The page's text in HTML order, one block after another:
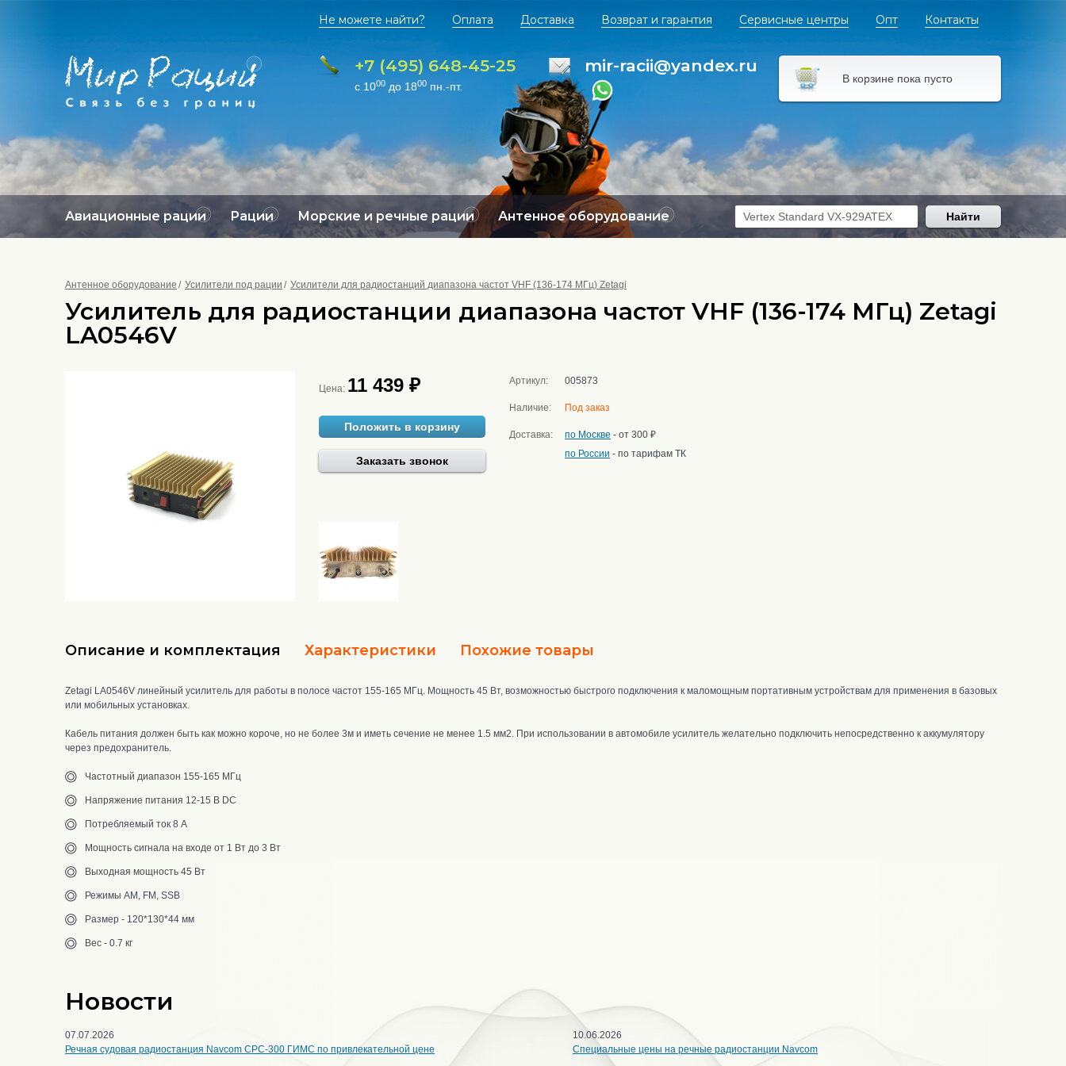
Не можете найти? Оплата Доставка Возврат и гарантия Сервисные центры Опт Контакты
+7 (495) 648-45-25
с 1000 до 1800 пн.-пт.
mir-racii@yandex.ru
В корзине пока пусто
Авиационные рации Рации Морские и речные рации Антенное оборудование Найти
Антенное оборудование Усилители под рации Усилители для радиостанций диапазона частот VHF (136-174 МГц) Zetagi
Усилитель для радиостанции диапазона частот VHF (136-174 МГц) Zetagi
LA0546V
Цена: 11 439 ₽
Положить в корзину
Заказать звонок
Артикул: 005873
Наличие: Под заказ
Доставка: по Москве - от 300 ₽
по России - по тарифам ТК
Описание и комплектация Характеристики Похожие товары
Zetagi LA0546V линейный усилитель для работы в полосе частот 155-165 МГц. Мощность 45 Вт, возможностью быстрого подключения к маломощным портативным устройствам для применения в базовых
или мобильных установках.
Кабель питания должен быть как можно короче, но не более 3м и иметь сечение не менее 1.5 мм2. При использовании в автомобиле усилитель желательно подключить непосредственно к аккумулятору
через предохранитель.
Частотный диапазон 155-165 МГц
Напряжение питания 12-15 В DC
Потребляемый ток 8 А
Мощность сигнала на входе от 1 Вт до 3 Вт
Выходная мощность 45 Вт
Режимы AM, FM, SSB
Размер - 120*130*44 мм
Вес - 0.7 кг
Новости
07.07.2026
Речная судовая радиостанция Navcom CPC-300 ГИМС по привлекательной цене
10.06.2026
Специальные цены на речные радиостанции Navcom